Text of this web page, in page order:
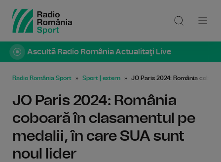
Ascultă Radio România Actualitaţi Live
Radio România Sport Sport | extern JO Paris 2024: România
JO Paris 2024: România
coboară în clasamentul pe
medalii, în care SUA sunt
noul lider